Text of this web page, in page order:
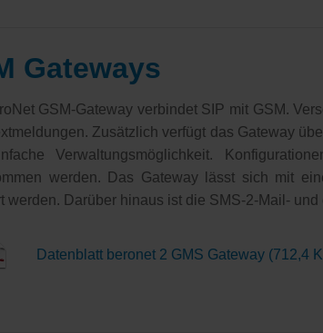
Gateways
GSM-Gateway verbindet SIP mit GSM.
Zusätzlich verfügt das Gateway
Verwaltungsmöglichkeit.
werden. Das Gateway lässt sich mit
werden. Darüber hinaus ist die SMS-2-Mail-
Datenblatt beronet 2 GMS Gateway (712,4